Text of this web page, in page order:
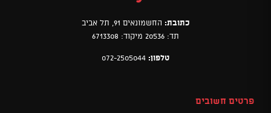
כתובת: החשמונאים 91, תל אביב
תד: 20536 מיקוד: 6713308
טלפון: 072-2505044
פרטים חשובים